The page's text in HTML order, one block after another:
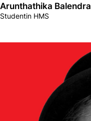
Arunthathika Balendra
Studentin HMS